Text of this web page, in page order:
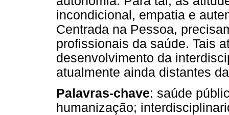
incondicional, empatia e
Centrada na Pessoa,
profissionais da saúde. Tais
desenvolvimento da
atualmente ainda distantes
Palavras-chave: saúde
humanização;